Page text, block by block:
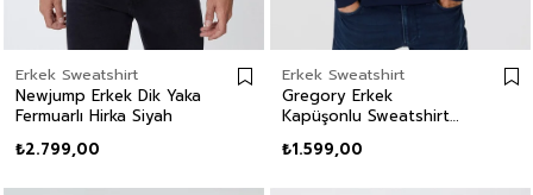
Erkek Sweatshirt
Newjump Erkek Dik Yaka
Fermuarlı Hirka Siyah
₺2.799,00
Erkek Sweatshirt
Gregory Erkek
Kapüşonlu Sweatshirt
₺1.599,00